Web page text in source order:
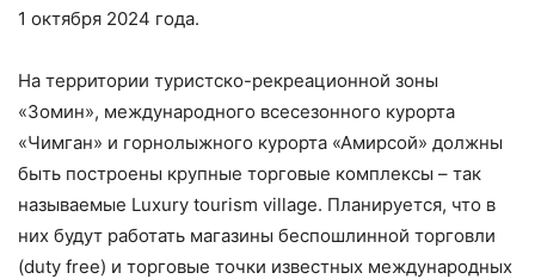
1 октября 2024 года.
На территории туристско-рекреационной зоны
«Зомин», международного всесезонного курорта
«Чимган» и горнолыжного курорта «Амирсой» должны
быть построены крупные торговые комплексы – так
называемые Luxury tourism village. Планируется, что в
них будут работать магазины беспошлинной торговли
(duty free) и торговые точки известных международных